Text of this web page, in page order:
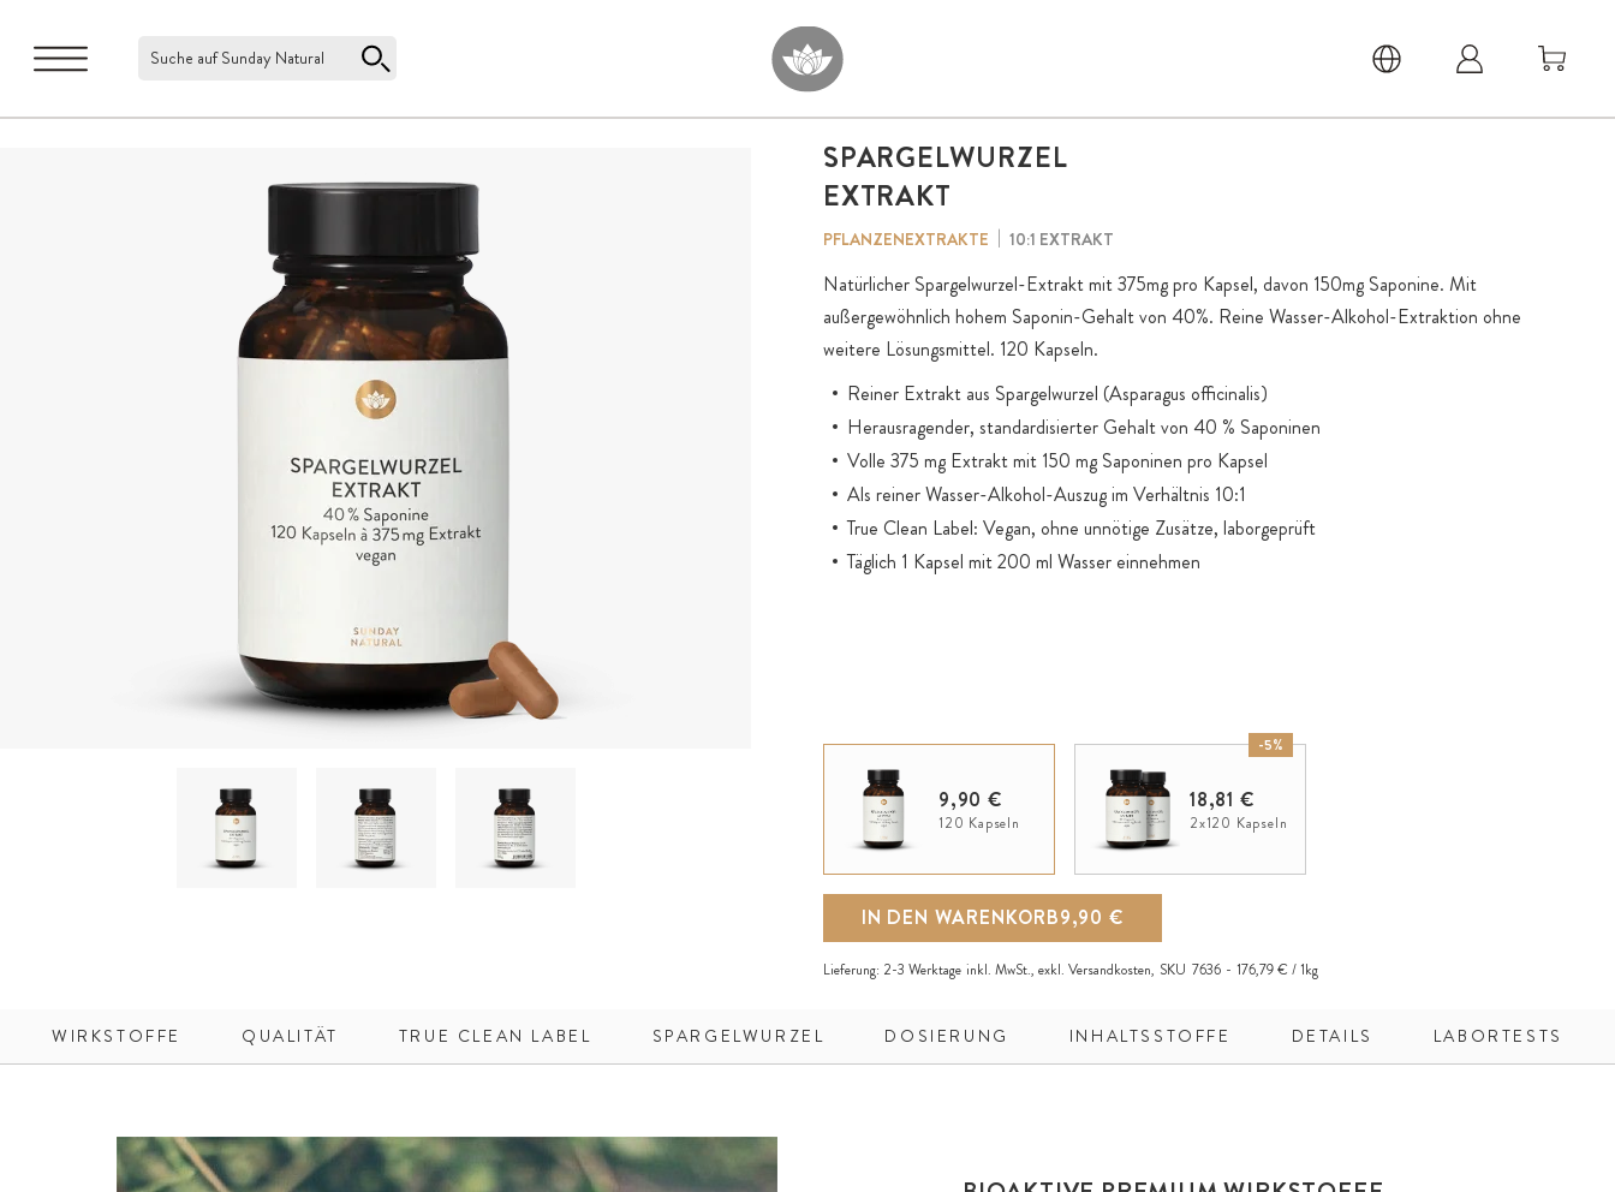
Suche auf Sunday Natural
SPARGELWURZEL
EXTRAKT
PFLANZENEXTRAKTE 10:1 EXTRAKT
Natürlicher Spargelwurzel-Extrakt mit 375mg pro Kapsel, davon 150mg Saponine. Mit
außergewöhnlich hohem Saponin-Gehalt von 40%. Reine Wasser-Alkohol-Extraktion ohne
weitere Lösungsmittel. 120 Kapseln.
Reiner Extrakt aus Spargelwurzel (Asparagus officinalis)
Herausragender, standardisierter Gehalt von 40 % Saponinen
Volle 375 mg Extrakt mit 150 mg Saponinen pro Kapsel
Als reiner Wasser-Alkohol-Auszug im Verhältnis 10:1
True Clean Label: Vegan, ohne unnötige Zusätze, laborgeprüft
Täglich 1 Kapsel mit 200 ml Wasser einnehmen
9,90 €
120 Kapseln
-5%
18,81 €
2x120 Kapseln
IN DEN WARENKORB9,90 €
Lieferung: 2-3 Werktage inkl. MwSt., exkl. Versandkosten, SKU 7636 176,79 € / 1kg
WIRKSTOFFE QUALITÄT TRUE CLEAN LABEL SPARGELWURZEL DOSIERUNG INHALTSSTOFFE DETAILS LABORTESTS